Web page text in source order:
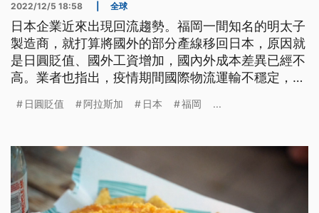
2022/12/5 18:58 全球
日本企業近來出現回流趨勢。福岡一間知名的明太子
製造商，就打算將國外的部分產線移回日本，原因就
是日圓貶值、國外工資增加，國內外成本差異已經不
高。業者也指出，疫情期間國際物流運輸不穩定，移
日圓貶值 阿拉斯加 日本 福岡 ...